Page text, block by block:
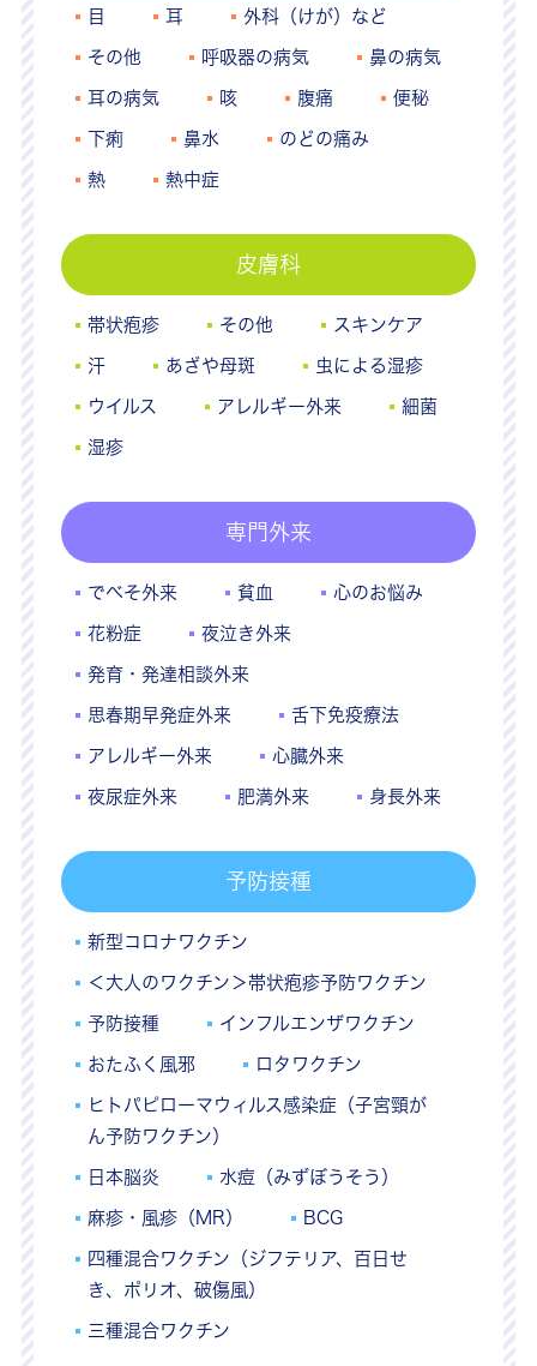
目 耳 外科（けが）など
その他 呼吸器の病気 鼻の病気
耳の病気 咳 腹痛 便秘
下痢 鼻水 のどの痛み
熱 熱中症
皮膚科
帯状疱疹 その他 スキンケア
汗 あざや母斑 虫による湿疹
ウイルス アレルギー外来 細菌
湿疹
専門外来
でべそ外来 貧血 心のお悩み
花粉症 夜泣き外来
発育・発達相談外来
思春期早発症外来 舌下免疫療法
アレルギー外来 心臓外来
夜尿症外来 肥満外来 身長外来
予防接種
新型コロナワクチン
＜大人のワクチン＞帯状疱疹予防ワクチン
予防接種 インフルエンザワクチン
おたふく風邪 ロタワクチン
ヒトパピローマウィルス感染症（子宮頸が
ん予防ワクチン）
日本脳炎 水痘（みずぼうそう）
麻疹・風疹（MR） BCG
四種混合ワクチン（ジフテリア、百日せ
き、ポリオ、破傷風）
三種混合ワクチン